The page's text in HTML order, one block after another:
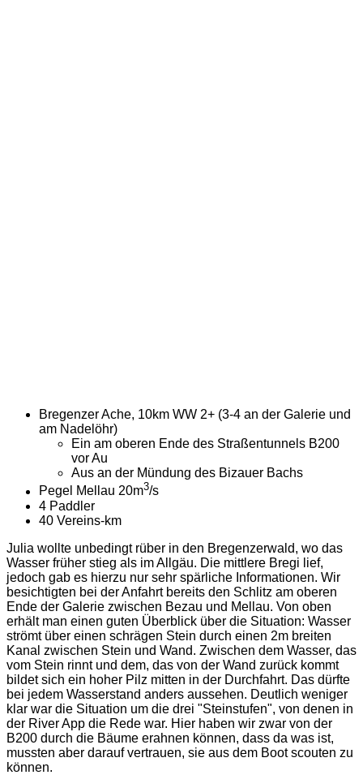
Bregenzer Ache, 10km WW 2+ (3-4 an der Galerie und
am Nadelöhr)
Ein am oberen Ende des Straßentunnels B200
vor Au
Aus an der Mündung des Bizauer Bachs
Pegel Mellau 20m­3/s
4 Paddler
40 Vereins-km
Julia wollte unbedingt rüber in den Bregenzerwald, wo das
Wasser früher stieg als im Allgäu. Die mittlere Bregi lief,
jedoch gab es hierzu nur sehr spärliche Informationen. Wir
besichtigten bei der Anfahrt bereits den Schlitz am oberen
Ende der Galerie zwischen Bezau und Mellau. Von oben
erhält man einen guten Überblick über die Situation: Wasser
strömt über einen schrägen Stein durch einen 2m breiten
Kanal zwischen Stein und Wand. Zwischen dem Wasser, das
vom Stein rinnt und dem, das von der Wand zurück kommt
bildet sich ein hoher Pilz mitten in der Durchfahrt. Das dürfte
bei jedem Wasserstand anders aussehen. Deutlich weniger
klar war die Situation um die drei "Steinstufen", von denen in
der River App die Rede war. Hier haben wir zwar von der
B200 durch die Bäume erahnen können, dass da was ist,
mussten aber darauf vertrauen, sie aus dem Boot scouten zu
können.